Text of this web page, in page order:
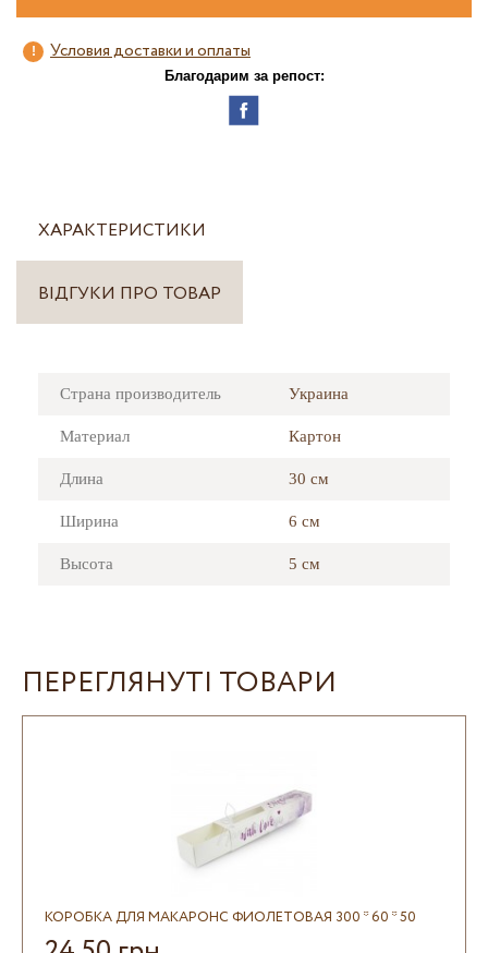
Условия доставки и оплаты
Благодарим за репост:
ХАРАКТЕРИСТИКИ
ВІДГУКИ ПРО ТОВАР
Страна производитель Украина
Материал Картон
Длина 30 см
Ширина 6 см
Высота 5 см
ПЕРЕГЛЯНУТІ ТОВАРИ
КОРОБКА ДЛЯ МАКАРОНС ФИОЛЕТОВАЯ 300 * 60 * 50